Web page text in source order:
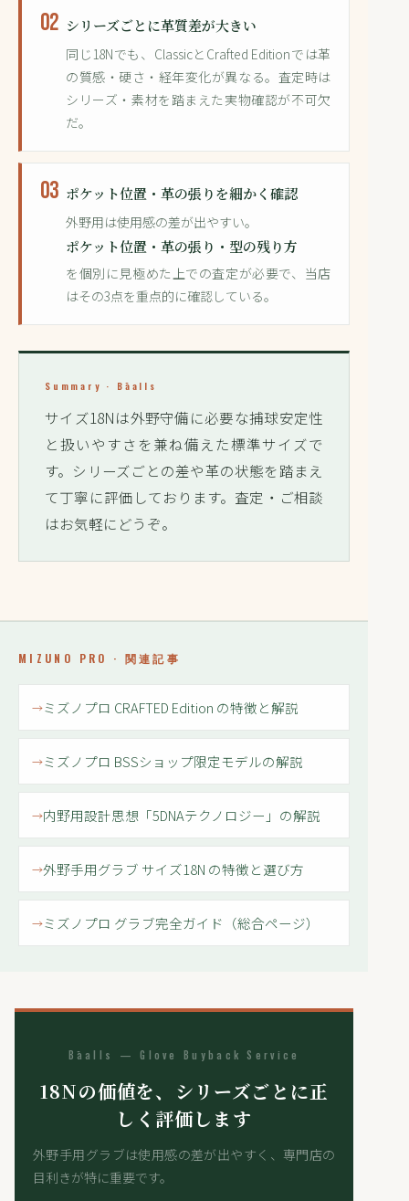
02 シリーズごとに革質差が大きい
同じ18Nでも、ClassicとCrafted Editionでは革
の質感・硬さ・経年変化が異なる。査定時は
シリーズ・素材を踏まえた実物確認が不可欠
だ。
03 ポケット位置・革の張りを細かく確認
外野用は使用感の差が出やすい。
ポケット位置・革の張り・型の残り方
を個別に見極めた上での査定が必要で、当店
はその3点を重点的に確認している。
Summary · Bāalls
サイズ18Nは外野守備に必要な捕球安定性
と扱いやすさを兼ね備えた標準サイズで
す。シリーズごとの差や革の状態を踏まえ
て丁寧に評価しております。査定・ご相談
はお気軽にどうぞ。
MIZUNO PRO · 関連記事
ミズノプロ CRAFTED Edition の特徴と解説
ミズノプロ BSSショップ限定モデルの解説
内野用設計思想「5DNAテクノロジー」の解説
外野手用グラブ サイズ18N の特徴と選び方
ミズノプロ グラブ完全ガイド（総合ページ）
Bāalls — Glove Buyback Service
18Nの価値を、シリーズごとに正
しく評価します
外野手用グラブは使用感の差が出やすく、専門店の
目利きが特に重要です。